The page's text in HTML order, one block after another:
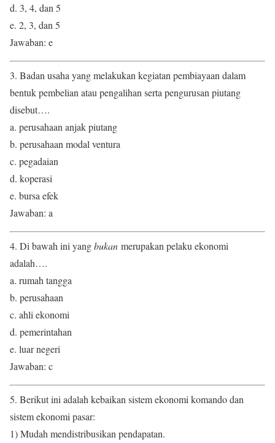
d. 3, 4, dan 5
e. 2, 3, dan 5
Jawaban: e
3. Badan usaha yang melakukan kegiatan pembiayaan dalam
bentuk pembelian atau pengalihan serta pengurusan piutang
disebut….
a. perusahaan anjak piutang
b. perusahaan modal ventura
c. pegadaian
d. koperasi
e. bursa efek
Jawaban: a
4. Di bawah ini yangbukan merupakan pelaku ekonomi
adalah….
a. rumah tangga
b. perusahaan
c. ahli ekonomi
d. pemerintahan
e. luar negeri
Jawaban: c
5. Berikut ini adalah kebaikan sistem ekonomi komando dan
sistem ekonomi pasar:
1) Mudah mendistribusikan pendapatan.